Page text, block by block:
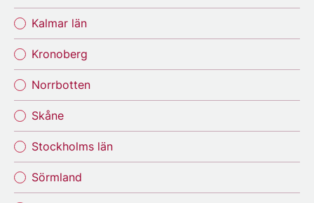
Kalmar län
Kronoberg
Norrbotten
Skåne
Stockholms län
Sörmland